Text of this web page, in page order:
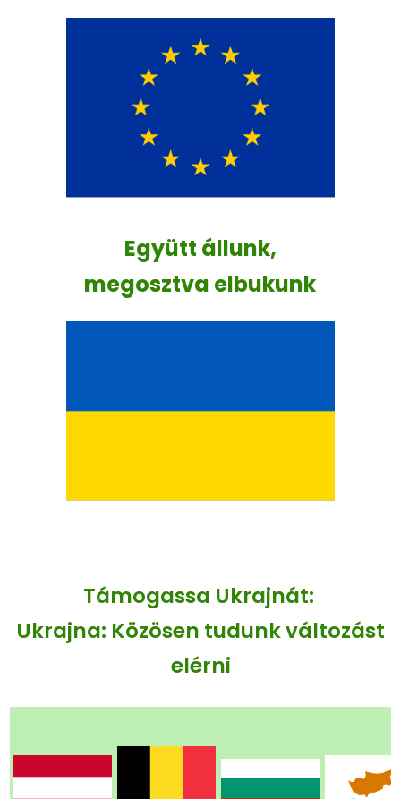
Együtt állunk,
megosztva elbukunk
Támogassa Ukrajnát:
Ukrajna: Közösen tudunk változást
elérni